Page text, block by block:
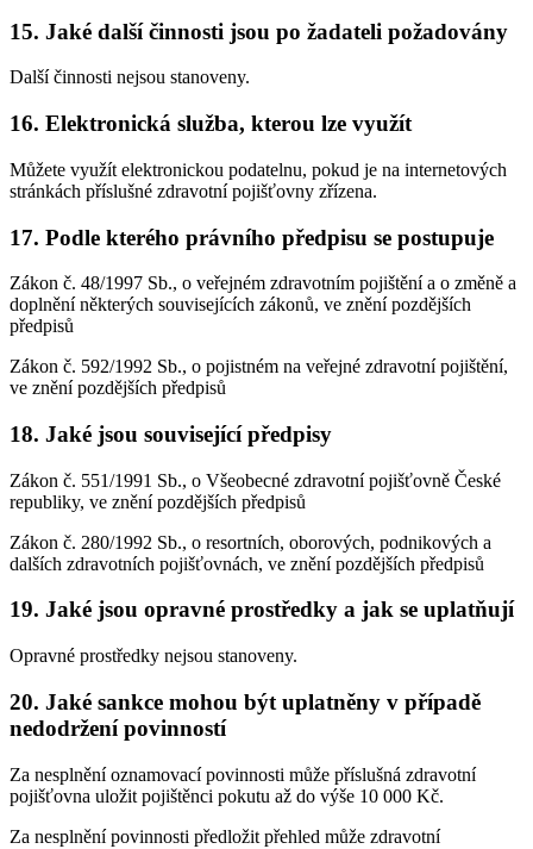
15. Jaké další činnosti jsou po žadateli požadovány
Další činnosti nejsou stanoveny.
16. Elektronická služba, kterou lze využít
Můžete využít elektronickou podatelnu, pokud je na internetových
stránkách příslušné zdravotní pojišťovny zřízena.
17. Podle kterého právního předpisu se postupuje
Zákon č. 48/1997 Sb., o veřejném zdravotním pojištění a o změně a
doplnění některých souvisejících zákonů, ve znění pozdějších
předpisů
Zákon č. 592/1992 Sb., o pojistném na veřejné zdravotní pojištění,
ve znění pozdějších předpisů
18. Jaké jsou související předpisy
Zákon č. 551/1991 Sb., o Všeobecné zdravotní pojišťovně České
republiky, ve znění pozdějších předpisů
Zákon č. 280/1992 Sb., o resortních, oborových, podnikových a
dalších zdravotních pojišťovnách, ve znění pozdějších předpisů
19. Jaké jsou opravné prostředky a jak se uplatňují
Opravné prostředky nejsou stanoveny.
20. Jaké sankce mohou být uplatněny v případě
nedodržení povinností
Za nesplnění oznamovací povinnosti může příslušná zdravotní
pojišťovna uložit pojištěnci pokutu až do výše 10 000 Kč.
Za nesplnění povinnosti předložit přehled může zdravotní